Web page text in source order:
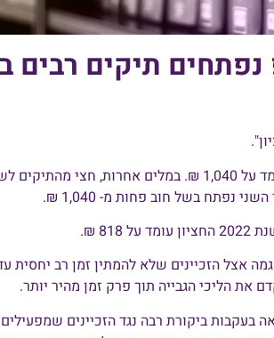
תיקים רבים
בשנת 2019 החציון של תיקי כבישי האגרה עמד על 1,040 ₪. במלים
₪.
אצל הזכיינים שלא להמתין זמן רב יחסית
הליכי הגבייה תוך פרק זמן מהיר יותר.
ביקורת רבה נגד הזכיינים